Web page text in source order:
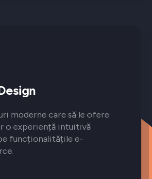
moderne care să le ofere
o experiență intuitivă
funcționalitățile e-